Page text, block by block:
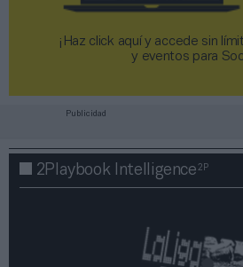
¡Haz click aquí y accede sin
y eventos para
Publicidad
2Playbook Intelligence2P